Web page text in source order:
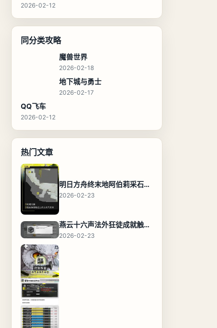
2026-02-12
同分类攻略
魔兽世界
2026-02-18
地下城与勇士
2026-02-17
QQ飞车
2026-02-12
热门文章
明日方舟终末地阿伯莉采石场宝箱全收集攻略，全点位分布图与路线
2026-02-23
燕云十六声法外狂徒成就触发条件与通关攻略
2026-02-23